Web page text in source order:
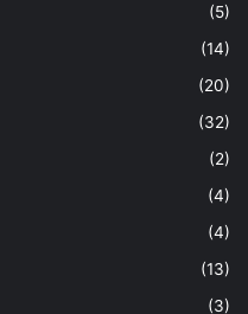
(5)
(14)
(20)
(32)
(2)
(4)
(4)
(13)
(3)